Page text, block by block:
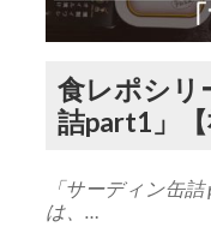
食レポシリ
詰part1」【
「サーディン缶
は、…